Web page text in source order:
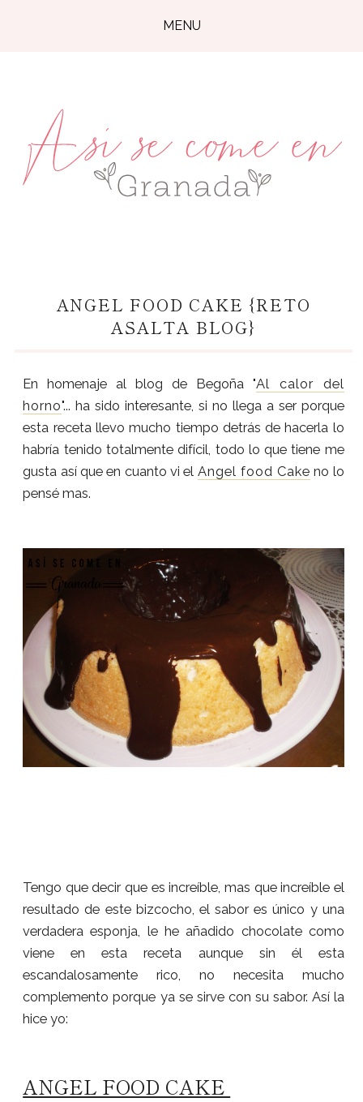
MENU
ANGEL FOOD CAKE {RETO
ASALTA BLOG}
En homenaje al blog de Begoña "Al calor del
horno"... ha sido interesante, si no llega a ser porque
esta receta llevo mucho tiempo detrás de hacerla lo
habría tenido totalmente difícil, todo lo que tiene me
gusta así que en cuanto vi el Angel food Cake no lo
pensé mas.
Tengo que decir que es increíble, mas que increíble el
resultado de este bizcocho, el sabor es único y una
verdadera esponja, le he añadido chocolate como
viene en esta receta aunque sin él esta
escandalosamente rico, no necesita mucho
complemento porque ya se sirve con su sabor. Así la
hice yo:
ANGEL FOOD CAKE